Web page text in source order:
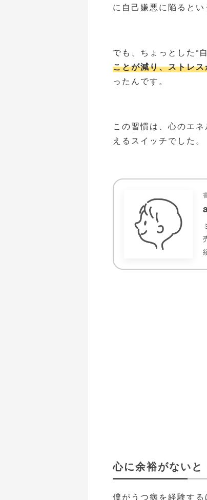
に自己嫌悪に陥ると
でも、ちょっとした“
ことが減り、ストレ
ったんです。
この習慣は、心のエ
えるスイッチでした。
心に余裕がない
僕がうつ病を経験す